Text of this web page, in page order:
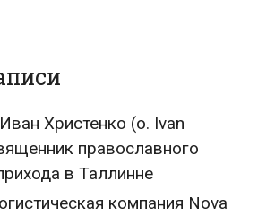
Христенко (о. Ivan
православного
в Таллинне
компания Nova